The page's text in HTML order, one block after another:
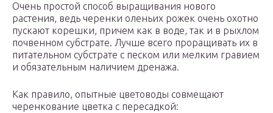
Очень простой способ выращивания нового
растения, ведь черенки оленьих рожек очень охотно
пускают корешки, причем как в воде, так и в рыхлом
почвенном субстрате. Лучше всего проращивать их в
питательном субстрате с песком или мелким гравием
и обязательным наличием дренажа.
Как правило, опытные цветоводы совмещают
черенкование цветка с пересадкой: